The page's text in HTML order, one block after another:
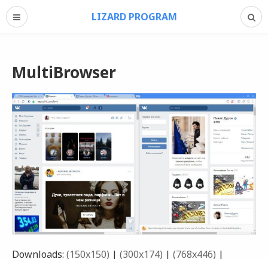
LIZARD PROGRAM
MultiBrowser
Downloads: (150x150) | (300x174) | (768x446) |